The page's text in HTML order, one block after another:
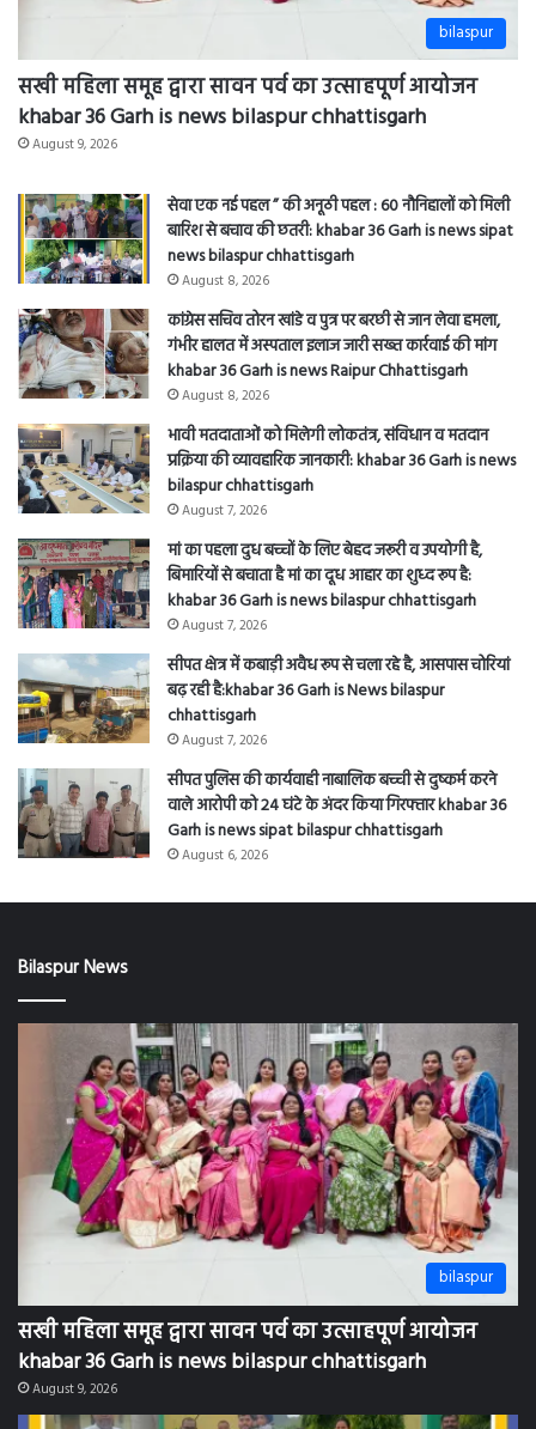
bilaspur
सखी महिला समूह द्वारा सावन पर्व का उत्साहपूर्ण आयोजन
khabar 36 Garh is news bilaspur chhattisgarh
August 9, 2026
सेवा एक नई पहल ” की अनूठी पहल : 60 नौनिहालों को मिली
बारिश से बचाव की छतरी: khabar 36 Garh is news sipat
news bilaspur chhattisgarh
August 8, 2026
कांग्रेस सचिव तोरन खांडे व पुत्र पर बरछी से जान लेवा हमला,
गंभीर हालत में अस्पताल इलाज जारी सख्त कार्रवाई की मांग
khabar 36 Garh is news Raipur Chhattisgarh
August 8, 2026
भावी मतदाताओं को मिलेगी लोकतंत्र, संविधान व मतदान
प्रक्रिया की व्यावहारिक जानकारी: khabar 36 Garh is news
bilaspur chhattisgarh
August 7, 2026
मां का पहला दुध बच्चों के लिए बेहद जरूरी व उपयोगी है,
बिमारियों से बचाता है मां का दूध आहार का शुध्द रूप है:
khabar 36 Garh is news bilaspur chhattisgarh
August 7, 2026
सीपत क्षेत्र में कबाड़ी अवैध रूप से चला रहे है, आसपास चोरियां
बढ़ रही है:khabar 36 Garh is News bilaspur
chhattisgarh
August 7, 2026
सीपत पुलिस की कार्यवाही नाबालिक बच्ची से दुष्कर्म करने
वाले आरोपी को 24 घंटे के अंदर किया गिरफ्तार khabar 36
Garh is news sipat bilaspur chhattisgarh
August 6, 2026
Bilaspur News
bilaspur
सखी महिला समूह द्वारा सावन पर्व का उत्साहपूर्ण आयोजन
khabar 36 Garh is news bilaspur chhattisgarh
August 9, 2026